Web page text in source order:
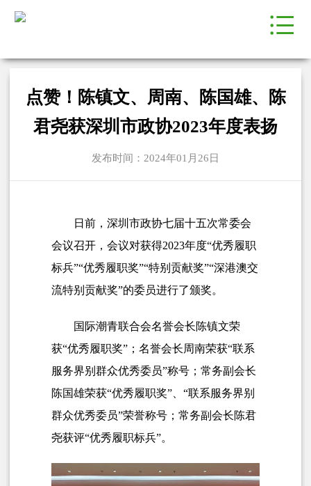
点赞！陈镇文、周南、陈国雄、陈
君尧获深圳市政协2023年度表扬
发布时间：2024年01月26日
日前，深圳市政协七届十五次常委会
会议召开，会议对获得2023年度“优秀履职
标兵”“优秀履职奖”“特别贡献奖”“深港澳交
流特别贡献奖”的委员进行了颁奖。
国际潮青联合会名誉会长陈镇文荣
获“优秀履职奖”；名誉会长周南荣获“联系
服务界别群众优秀委员”称号；常务副会长
陈国雄荣获“优秀履职奖”、“联系服务界别
群众优秀委员”荣誉称号；常务副会长陈君
尧获评“优秀履职标兵”。